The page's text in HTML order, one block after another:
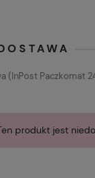
(InPost Paczkomat
produkt jest